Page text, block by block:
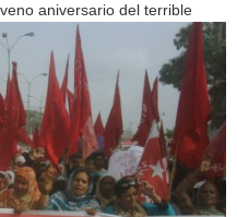
aniversario del terrible